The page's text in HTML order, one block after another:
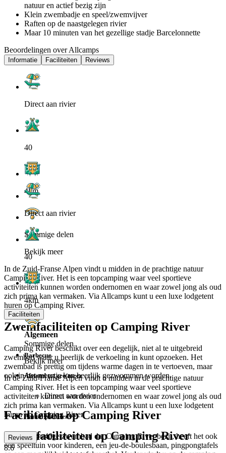
natuur en actief bezig zijn
Klein zwembadje en speel/zwemvijver
Raften op de naastgelegen rivier
Maar 10 minuten van het gezellige stadje Barcelonnette
Beoordelingen over Allcamps
Informatie Faciliteiten Reviews
Direct aan rivier
40
4km
Sommige delen
Bekijk meer
In de Zuid-Franse Alpen vindt u midden in de prachtige natuur
Camping River. Het is een topcamping waar veel sportieve
activiteiten kunnen worden ondernomen en waar zowel jong als oud
zich prima kan vermaken. Via Allcamps kunt u een luxe lodgetent
huren op Camping River.
Zwemfaciliteiten op Camping River
Camping River beschikt over een degelijk, niet al te uitgebreid
zwembad waar u heerlijk de verkoeling in kunt opzoeken. Het
zwembad is prettig om tijdens warme dagen in te vertoeven, maar
ook in het meertje kan heerlijk gezwommen worden.
Faciliteiten op Camping River
Naast het prettige zwembad dat Camping River bezit, heeft het ook
een speeltuin voor kinderen, een jeu-de-boulesbaan, pingpongtafels
Direct aan rivier
40
4km
Sommige delen
Bekijk meer
In de Zuid-Franse Alpen vindt u midden in de prachtige natuur
Camping River. Het is een topcamping waar veel sportieve
activiteiten kunnen worden ondernomen en waar zowel jong als oud
zich prima kan vermaken. Via Allcamps kunt u een luxe lodgetent
huren op Camping River.
Zwemfaciliteiten op Camping River
Faciliteiten
Algemeen
Barbecue
Afstand tot zee/meer
Direct aan rivier
Aantal plaatsen
40
Reviews
8.6